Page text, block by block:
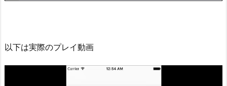
以下は実際のプレイ動画